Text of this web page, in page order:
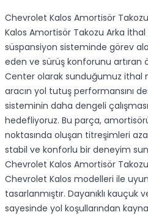
Chevrolet Kalos Amortisör
Kalos Amortisör Takozu Arka İthal
süspansiyon sisteminde görev
eden ve sürüş konforunu artıran
Center olarak sunduğumuz ithal
aracın yol tutuş performansını
sisteminin daha dengeli
hedefliyoruz. Bu parça,
noktasında oluşan titreşimleri
stabil ve konforlu bir deneyim
Chevrolet Kalos Amortisör
Chevrolet Kalos modelleri ile
tasarlanmıştır. Dayanıklı kauçuk
sayesinde yol koşullarından